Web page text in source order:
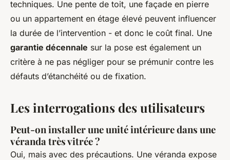
techniques. Une pente de toit, une façade en pierre
ou un appartement en étage élevé peuvent influencer
la durée de l’intervention - et donc le coût final. Une
garantie décennale sur la pose est également un
critère à ne pas négliger pour se prémunir contre les
défauts d’étanchéité ou de fixation.
Les interrogations des utilisateurs
Peut-on installer une unité intérieure dans une
véranda très vitrée ?
Oui, mais avec des précautions. Une véranda expose